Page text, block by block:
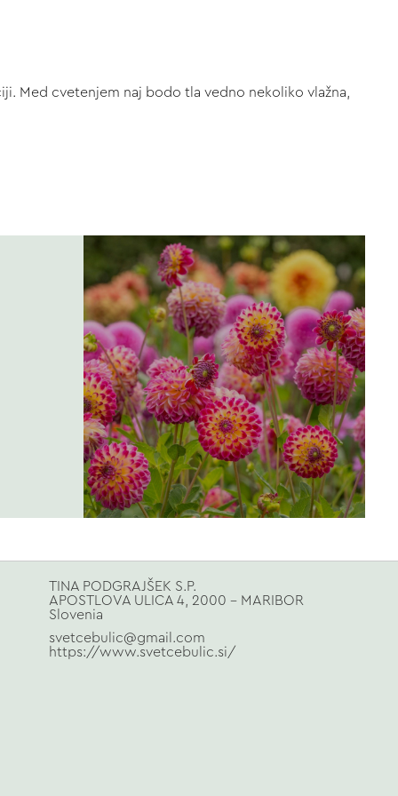
Med cvetenjem naj bodo tla vedno nekoliko vlažna,
TINA PODGRAJŠEK S.P.
APOSTLOVA ULICA 4, 2000 - MARIBOR
Slovenia
svetcebulic@gmail.com
https://www.svetcebulic.si/